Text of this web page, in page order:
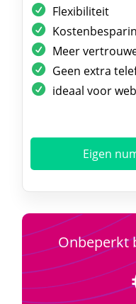
Flexibiliteit
Meer
Geen extra
ideaal voor
Eigen
Onbeperkt